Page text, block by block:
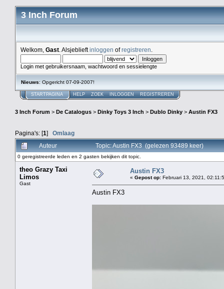
3 Inch Forum
Welkom, Gast . Alsjeblieftinloggen ofregistreren
Login met gebruikersnaam, wachtwoord en sessielengte
Nieuws: Opgericht 07-09-2007!
STARTPAGINA HELP ZOEK INLOGGEN REGISTREREN
3 Inch Forum > De Catalogus > Dinky Toys 3 Inch > Dublo Dinky > Austin FX3
Pagina's: [1] Omlaag
Auteur
Topic: Austin FX3 (gelezen 93489 keer)
0 geregistreerde leden en 2 gasten bekijken dit topic.
theo Grazy Taxi
Limos
Gast
Austin FX3
« Gepost op: Februari 13, 2021,
Austin FX3